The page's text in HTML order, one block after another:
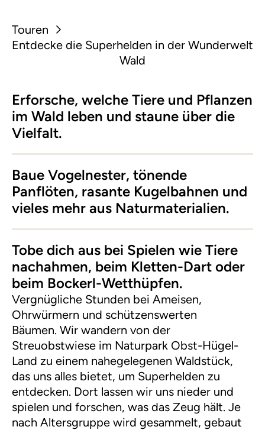
Touren
Entdecke die Superhelden in der Wunderwelt
Wald
Erforsche, welche Tiere und Pflanzen
im Wald leben und staune über die
Vielfalt.
Baue Vogelnester, tönende
Panflöten, rasante Kugelbahnen und
vieles mehr aus Naturmaterialien.
Tobe dich aus bei Spielen wie Tiere
nachahmen, beim Kletten-Dart oder
beim Bockerl-Wetthüpfen.
Vergnügliche Stunden bei Ameisen,
Ohrwürmern und schützenswerten
Bäumen. Wir wandern von der
Streuobstwiese im Naturpark Obst-Hügel-
Land zu einem nahegelegenen Waldstück,
das uns alles bietet, um Superhelden zu
entdecken. Dort lassen wir uns nieder und
spielen und forschen, was das Zeug hält. Je
nach Altersgruppe wird gesammelt, gebaut